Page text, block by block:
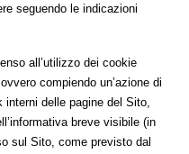
seguendo le indicazioni
all’utilizzo dei cookie
compiendo un’azione di
delle pagine del Sito,
breve visibile (in
sul Sito, come previsto dal